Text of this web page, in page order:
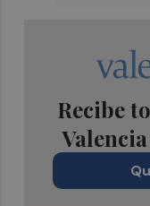
Recibe